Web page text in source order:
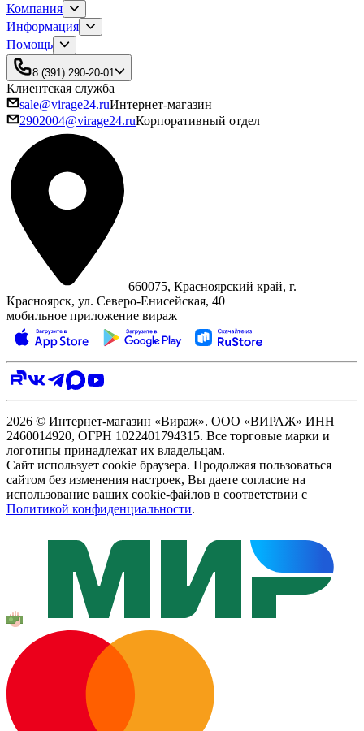
Компания
Информация
Помощь
8 (391) 290-20-01
Клиентская служба
sale@virage24.ruИнтернет-магазин
2902004@virage24.ruКорпоративный отдел
660075, Красноярский край, г.
Красноярск, ул. Северо‑Енисейская, 40
мобильное приложение вираж
2026 © Интернет-магазин «Вираж». ООО «ВИРАЖ» ИНН
2460014920, ОГРН 1022401794315. Все торговые марки и
логотипы принадлежат их владельцам.
Сайт использует cookie браузера. Продолжая пользоваться
сайтом без изменения настроек, Вы даете согласие на
использование ваших cookie-файлов в соответствии с
Политикой конфиденциальности.